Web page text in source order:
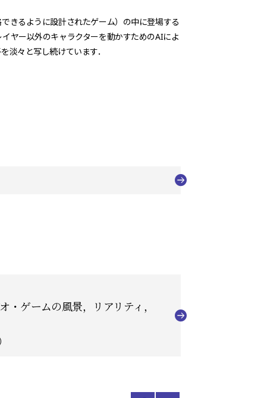
きるように設計されたゲーム）の中に登場する
ヤー以外のキャラクターを動かすためのAIによ
淡々と写し続けています．
・ゲームの風景，リアリティ，